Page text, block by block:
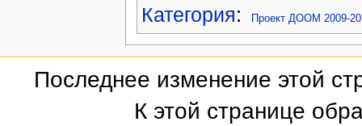
Категория: Проект ДООМ 2009-
Последнее изменение этой
К этой странице